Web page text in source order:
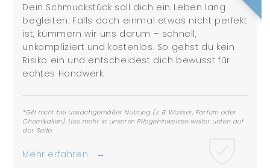
Dein Schmuckstück soll dich ein Leben lang
begleiten. Falls doch einmal etwas nicht perfekt
ist, kümmern wir uns darum – schnell,
unkompliziert und kostenlos. So gehst du kein
Risiko ein und entscheidest dich bewusst für
echtes Handwerk.
*Gilt nicht bei unsachgemäßer Nutzung (z. B. Wasser, Parfum oder
Chemikalien). Lies mehr in unseren Pflegehinweisen weiter unten auf
der Seite.
Mehr erfahren →